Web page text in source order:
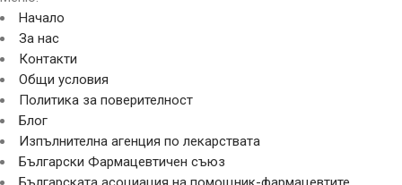
Начало
За нас
Контакти
Общи условия
Политика за поверителност
Блог
Изпълнителна агенция по лекарствата
Български Фармацевтичен съюз